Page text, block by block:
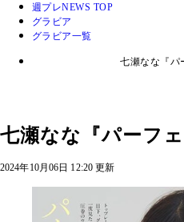
週プレNEWS TOP
グラビア
グラビア一覧
七瀬なな『パ
七瀬なな『パーフェ
2024年10月06日 12:20 更新